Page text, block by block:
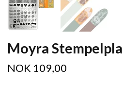
Moyra
NOK 109,00